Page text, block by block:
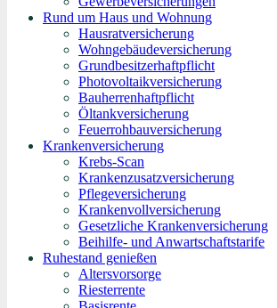
Rund um Haus und Wohnung
Hausratversicherung
Wohngebäudeversicherung
Grundbesitzerhaftpflicht
Photovoltaikversicherung
Bauherrenhaftpflicht
Öltankversicherung
Feuerrohbauversicherung
Krankenversicherung
Krebs-Scan
Krankenzusatzversicherung
Pflegeversicherung
Krankenvollversicherung
Gesetzliche Krankenversicherung
Beihilfe- und Anwartschaftstarife
Ruhestand genießen
Altersvorsorge
Riesterrente